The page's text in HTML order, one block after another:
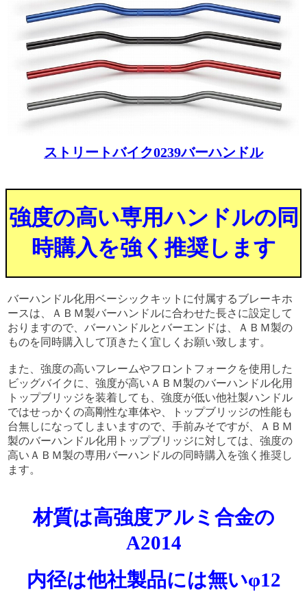
ストリートバイク0239バーハンドル
強度の高い専用ハンドルの同
時購入を強く推奨します
バーハンドル化用ベーシックキットに付属するブレーキホ
ースは、ＡＢＭ製バーハンドルに合わせた長さに設定して
おりますので、バーハンドルとバーエンドは、ＡＢＭ製の
ものを同時購入して頂きたく宜しくお願い致します。
また、強度の高いフレームやフロントフォークを使用した
ビッグバイクに、強度が高いＡＢＭ製のバーハンドル化用
トップブリッジを装着しても、強度が低い他社製ハンドル
ではせっかくの高剛性な車体や、トップブリッジの性能も
台無しになってしまいますので、手前みそですが、ＡＢＭ
製のバーハンドル化用トップブリッジに対しては、強度の
高いＡＢＭ製の専用バーハンドルの同時購入を強く推奨し
ます。
材質は高強度アルミ合金の
A2014
内径は他社製品には無いφ12